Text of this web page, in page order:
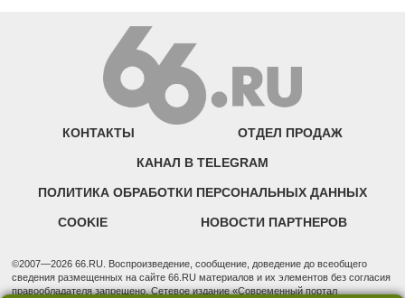
КОНТАКТЫ ОТДЕЛ ПРОДАЖ
КАНАЛ В TELEGRAM
ПОЛИТИКА ОБРАБОТКИ ПЕРСОНАЛЬНЫХ ДАННЫХ
COOKIE НОВОСТИ ПАРТНЕРОВ
©2007—2026 66.RU. Воспроизведение, сообщение, доведение до всеобщего
сведения размещенных на сайте 66.RU материалов и их элементов без согласия
правообладателя запрещено. Сетевое издание «Современный портал